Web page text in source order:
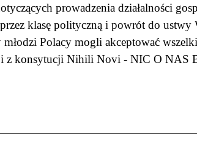
prowadzenia działalności
klasę polityczną i powrót do
młodzi Polacy mogli akceptować
z konsytucji Nihili Novi - NIC O NAS